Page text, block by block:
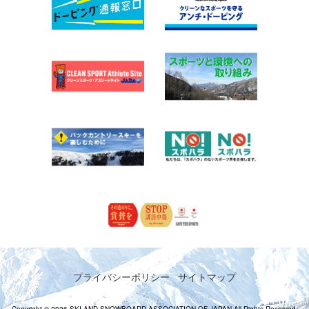
プライバシーポリシー サイトマップ